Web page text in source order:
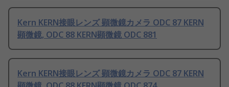
Kern KERN接眼レンズ 顕微鏡カメラ ODC 87 KERN
顕微鏡, ODC 88 KERN顕微鏡 ODC 881
Kern KERN接眼レンズ 顕微鏡カメラ ODC 87 KERN